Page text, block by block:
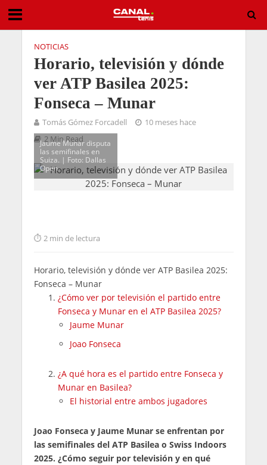
NOTICIAS
Horario, televisión y dónde
ver ATP Basilea 2025:
Fonseca – Munar
Tomás Gómez Forcadell
10 meses hace
2 Min Read
Jaume Munar disputa
las semifinales en
Suiza. | Foto: Dallas
Open
2 min de lectura
Horario, televisión y dónde ver ATP Basilea 2025:
Fonseca – Munar
¿Cómo ver por televisión el partido entre
Fonseca y Munar en el ATP Basilea 2025?
Jaume Munar
Joao Fonseca
¿A qué hora es el partido entre Fonseca y
Munar en Basilea?
El historial entre ambos jugadores
Joao Fonseca y Jaume Munar se enfrentan por
las semifinales del ATP Basilea o Swiss Indoors
2025. ¿Cómo seguir por televisión y en qué